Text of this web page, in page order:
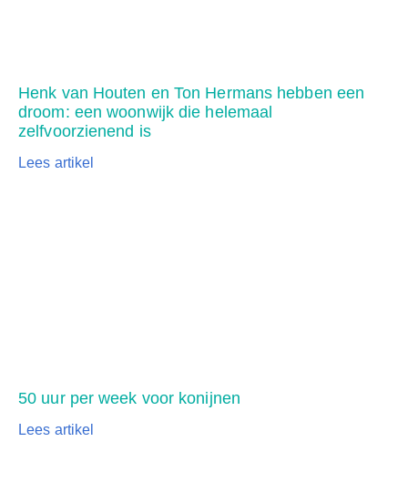
Henk van Houten en Ton Hermans hebben een
droom: een woonwijk die helemaal
zelfvoorzienend is
Lees artikel
50 uur per week voor konijnen
Lees artikel